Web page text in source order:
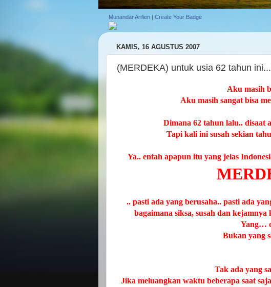
Munandar Arifien | Create Your Badge
KAMIS, 16 AGUSTUS 2007
(MERDEKA) untuk usia 62 tahun
Aku masih
Aku masih sangat bisa
Dimana 62 tahun lalu.. disaat
Tapi kali ini susah sekian
Ya.. entah apapun itu yang jelas
.. pasti ada yang berusaha.. pasti ada
bagaimana siksa, susah dan
Yang…
Bukan yang
Tak ada yang
Jika meluangkan waktu beberapa saat